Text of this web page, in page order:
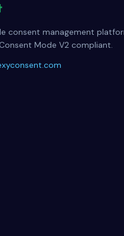
consent management
Mode V2 compliant.